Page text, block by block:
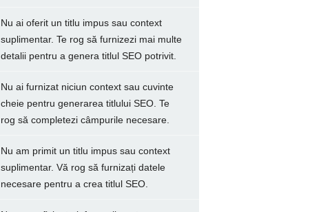
Nu ai oferit un titlu impus sau context
suplimentar. Te rog să furnizezi mai multe
detalii pentru a genera titlul SEO potrivit.
Nu ai furnizat niciun context sau cuvinte
cheie pentru generarea titlului SEO. Te
rog să completezi câmpurile necesare.
Nu am primit un titlu impus sau context
suplimentar. Vă rog să furnizați datele
necesare pentru a crea titlul SEO.